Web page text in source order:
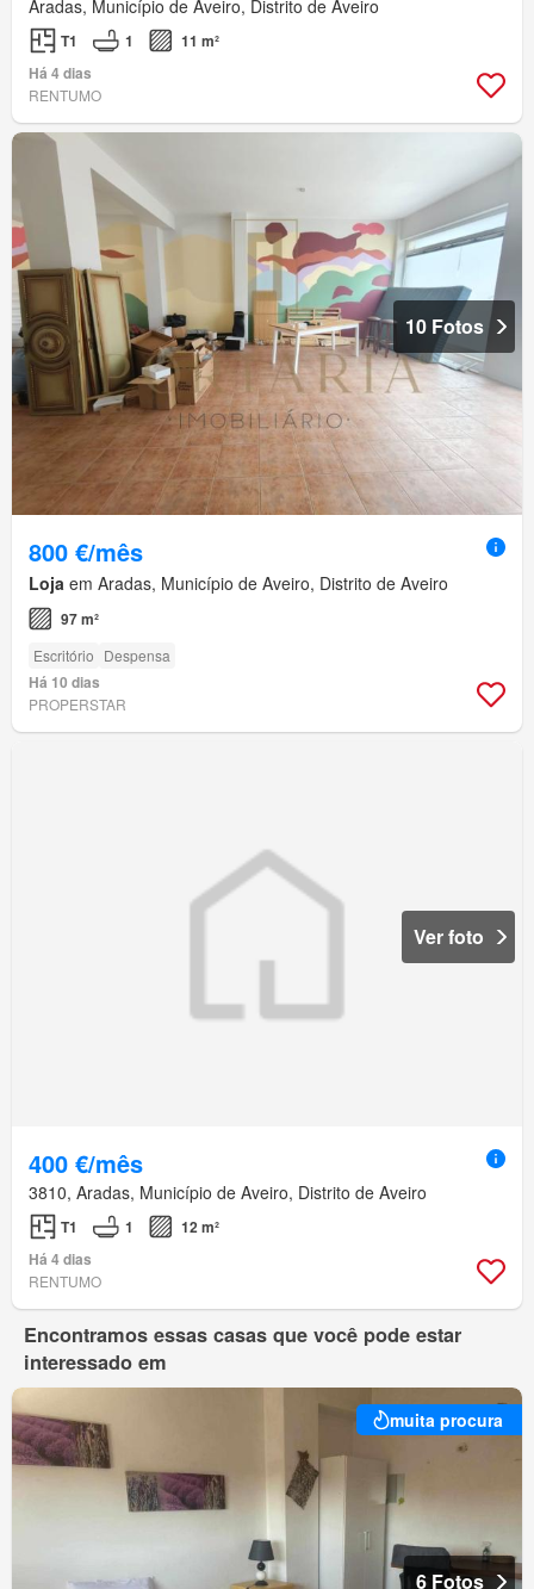
Aradas, Município de Aveiro, Distrito de Aveiro
T1 1
11 m²
Há 4 dias
RENTUMO
10 Fotos
800 €/mês
Loja em Aradas, Município de Aveiro, Distrito de Aveiro
97 m²
Escritório Despensa
Há 10 dias
PROPERSTAR
Ver foto
400 €/mês
3810, Aradas, Município de Aveiro, Distrito de Aveiro
T1 1
12 m²
Há 4 dias
RENTUMO
Encontramos essas casas que você pode estar
interessado em
muita procura
6 Fotos